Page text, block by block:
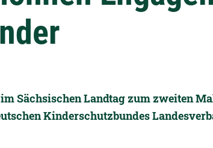
Sächsischen Landtag zum zweiten
Kinderschutzbundes